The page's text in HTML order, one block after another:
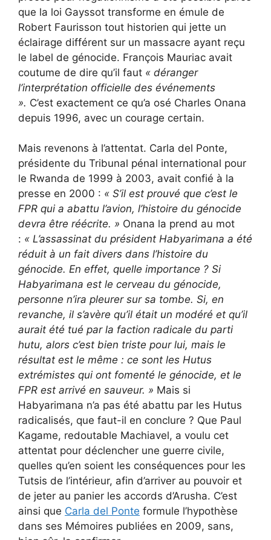
que la loi Gayssot transforme en émule de
Robert Faurisson tout historien qui jette un
éclairage différent sur un massacre ayant reçu
le label de génocide. François Mauriac avait
coutume de dire qu’il faut « déranger
l’interprétation officielle des événements
». C’est exactement ce qu’a osé Charles Onana
depuis 1996, avec un courage certain.
Mais revenons à l’attentat. Carla del Ponte,
présidente du Tribunal pénal international pour
le Rwanda de 1999 à 2003, avait confié à la
presse en 2000 : « S’il est prouvé que c’est le
FPR qui a abattu l’avion, l’histoire du génocide
devra être réécrite. » Onana la prend au mot
: « L’assassinat du président Habyarimana a été
réduit à un fait divers dans l’histoire du
génocide. En effet, quelle importance ? Si
Habyarimana est le cerveau du génocide,
personne n’ira pleurer sur sa tombe. Si, en
revanche, il s’avère qu’il était un modéré et qu’il
aurait été tué par la faction radicale du parti
hutu, alors c’est bien triste pour lui, mais le
résultat est le même : ce sont les Hutus
extrémistes qui ont fomenté le génocide, et le
FPR est arrivé en sauveur. » Mais si
Habyarimana n’a pas été abattu par les Hutus
radicalisés, que faut-il en conclure ? Que Paul
Kagame, redoutable Machiavel, a voulu cet
attentat pour déclencher une guerre civile,
quelles qu’en soient les conséquences pour les
Tutsis de l’intérieur, afin d’arriver au pouvoir et
de jeter au panier les accords d’Arusha. C’est
ainsi que Carla del Ponte formule l’hypothèse
dans ses Mémoires publiées en 2009, sans,